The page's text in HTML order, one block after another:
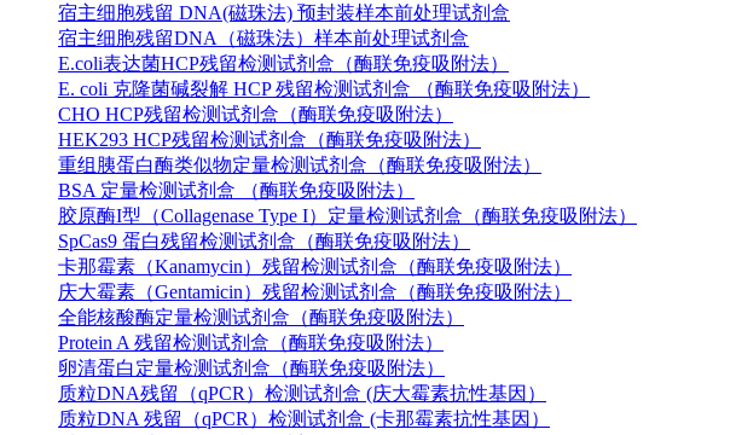
宿主细胞残留 DNA(磁珠法) 预封装样本前处理试剂盒
宿主细胞残留DNA（磁珠法）样本前处理试剂盒
E.coli表达菌HCP残留检测试剂盒（酶联免疫吸附法）
E. coli 克隆菌碱裂解 HCP 残留检测试剂盒 （酶联免疫吸附法）
CHO HCP残留检测试剂盒（酶联免疫吸附法）
HEK293 HCP残留检测试剂盒（酶联免疫吸附法）
重组胰蛋白酶类似物定量检测试剂盒（酶联免疫吸附法）
BSA 定量检测试剂盒 （酶联免疫吸附法）
胶原酶I型（Collagenase Type I）定量检测试剂盒（酶联免疫吸附法）
SpCas9 蛋白残留检测试剂盒（酶联免疫吸附法）
卡那霉素（Kanamycin）残留检测试剂盒（酶联免疫吸附法）
庆大霉素（Gentamicin）残留检测试剂盒（酶联免疫吸附法）
全能核酸酶定量检测试剂盒（酶联免疫吸附法）
Protein A 残留检测试剂盒（酶联免疫吸附法）
卵清蛋白定量检测试剂盒（酶联免疫吸附法）
质粒DNA残留（qPCR）检测试剂盒 (庆大霉素抗性基因）
质粒DNA 残留（qPCR）检测试剂盒 (卡那霉素抗性基因）